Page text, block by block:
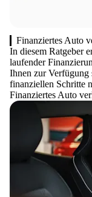
Finanziertes Auto
In diesem Ratgeber
laufender
Ihnen zur Verfügung
finanziellen Schritte
Finanziertes Auto